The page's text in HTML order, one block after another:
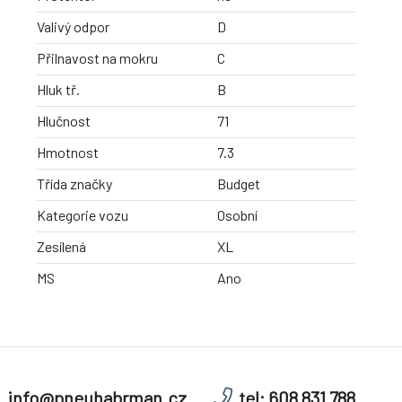
Valivý odpor
D
Přilnavost na mokru
C
Hluk tř.
B
Hlučnost
71
Hmotnost
7.3
Třída značky
Budget
Kategorie vozu
Osobní
Zesílená
XL
MS
Ano